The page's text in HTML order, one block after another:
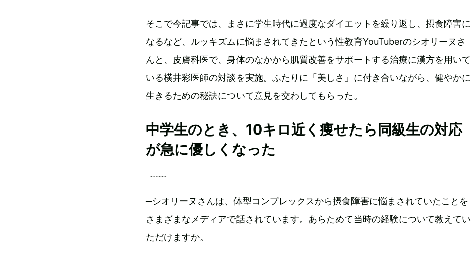
そこで今記事では、まさに学生時代に過度なダイエットを繰り返し、摂食障害に
なるなど、ルッキズムに悩まされてきたという性教育YouTuberのシオリーヌさ
んと、皮膚科医で、身体のなかから肌質改善をサポートする治療に漢方を用いて
いる横井彩医師の対談を実施。ふたりに「美しさ」に付き合いながら、健やかに
生きるための秘訣について意見を交わしてもらった。
中学生のとき、10キロ近く痩せたら同級生の対応
が急に優しくなった
─シオリーヌさんは、体型コンプレックスから摂食障害に悩まされていたことを
さまざまなメディアで話されています。あらためて当時の経験について教えてい
ただけますか。